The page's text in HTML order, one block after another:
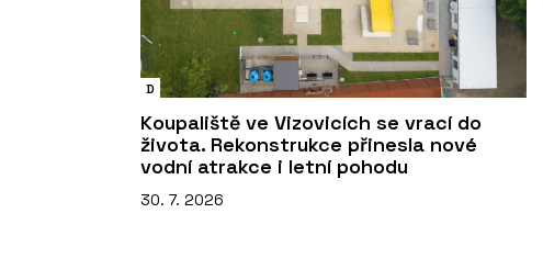
D
Koupaliště ve Vizovicích se vrací do
života. Rekonstrukce přinesla nové
vodní atrakce i letní pohodu
30. 7. 2026